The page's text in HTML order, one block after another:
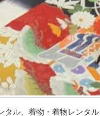
タル、着物・着物レンタ